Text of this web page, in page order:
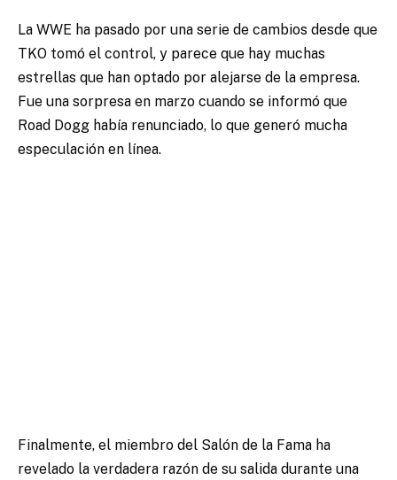
La WWE ha pasado por una serie de cambios desde que
TKO tomó el control, y parece que hay muchas
estrellas que han optado por alejarse de la empresa.
Fue una sorpresa en marzo cuando se informó que
Road Dogg había renunciado, lo que generó mucha
especulación en línea.
Finalmente, el miembro del Salón de la Fama ha
revelado la verdadera razón de su salida durante una